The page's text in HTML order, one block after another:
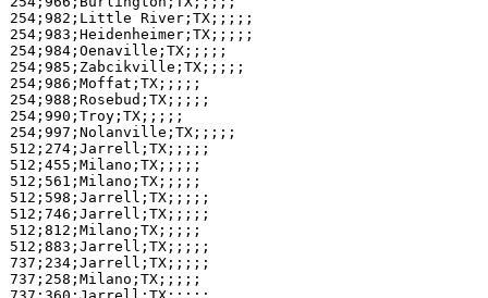
254;982;Little River;TX;;;;;
254;983;Heidenheimer;TX;;;;;
254;984;Oenaville;TX;;;;;
254;985;Zabcikville;TX;;;;;
254;986;Moffat;TX;;;;;
254;988;Rosebud;TX;;;;;
254;990;Troy;TX;;;;;
254;997;Nolanville;TX;;;;;
512;274;Jarrell;TX;;;;;
512;455;Milano;TX;;;;;
512;561;Milano;TX;;;;;
512;598;Jarrell;TX;;;;;
512;746;Jarrell;TX;;;;;
512;812;Milano;TX;;;;;
512;883;Jarrell;TX;;;;;
737;234;Jarrell;TX;;;;;
737;258;Milano;TX;;;;;